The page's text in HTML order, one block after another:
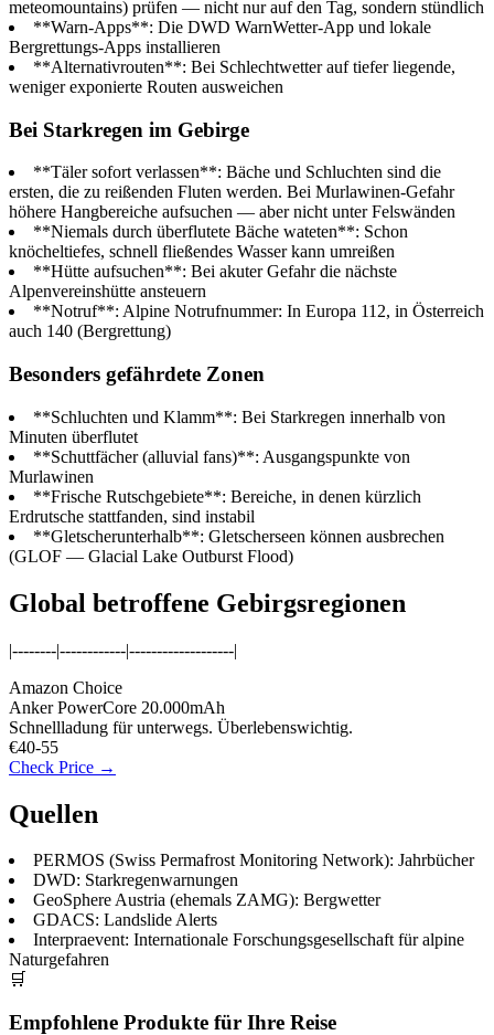
meteomountains) prüfen — nicht nur auf den Tag, sondern stündlich
**Warn-Apps**: Die DWD WarnWetter-App und lokale
Bergrettungs-Apps installieren
**Alternativrouten**: Bei Schlechtwetter auf tiefer liegende,
weniger exponierte Routen ausweichen
Bei Starkregen im Gebirge
**Täler sofort verlassen**: Bäche und Schluchten sind die
ersten, die zu reißenden Fluten werden. Bei Murlawinen-Gefahr
höhere Hangbereiche aufsuchen — aber nicht unter Felswänden
**Niemals durch überflutete Bäche wateten**: Schon
knöcheltiefes, schnell fließendes Wasser kann umreißen
**Hütte aufsuchen**: Bei akuter Gefahr die nächste
Alpenvereinshütte ansteuern
**Notruf**: Alpine Notrufnummer: In Europa 112, in Österreich
auch 140 (Bergrettung)
Besonders gefährdete Zonen
**Schluchten und Klamm**: Bei Starkregen innerhalb von
Minuten überflutet
**Schuttfächer (alluvial fans)**: Ausgangspunkte von
Murlawinen
**Frische Rutschgebiete**: Bereiche, in denen kürzlich
Erdrutsche stattfanden, sind instabil
**Gletscherunterhalb**: Gletscherseen können ausbrechen
(GLOF — Glacial Lake Outburst Flood)
Global betroffene Gebirgsregionen
|--------|------------|-------------------|
Amazon Choice
Anker PowerCore 20.000mAh
Schnellladung für unterwegs. Überlebenswichtig.
€40-55
Check Price →
Quellen
PERMOS (Swiss Permafrost Monitoring Network): Jahrbücher
DWD: Starkregenwarnungen
GeoSphere Austria (ehemals ZAMG): Bergwetter
GDACS: Landslide Alerts
Interpraevent: Internationale Forschungsgesellschaft für alpine
Naturgefahren
🛒
Empfohlene Produkte für Ihre Reise